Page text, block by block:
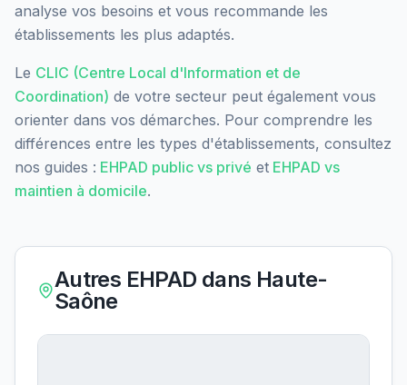
analyse vos besoins et vous recommande les
établissements les plus adaptés.
Le CLIC (Centre Local d'Information et de
Coordination) de votre secteur peut également vous
orienter dans vos démarches. Pour comprendre les
différences entre les types d'établissements, consultez
nos guides : EHPAD public vs privé et EHPAD vs
maintien à domicile.
Autres EHPAD dans Haute-
Saône